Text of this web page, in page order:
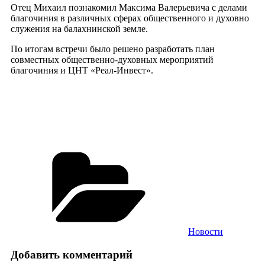
Отец Михаил познакомил Максима Валерьевича с делами
благочиния в различных сферах общественного и духовно
служения на балахнинской земле.
По итогам встречи было решено разработать план
совместных общественно-духовных мероприятий
благочиния и ЦНТ «Реал-Инвест».
Новости
Добавить комментарий